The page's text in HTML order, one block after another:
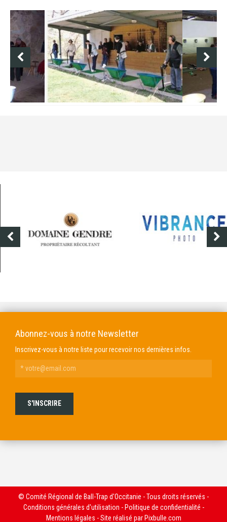
Abonnez-vous à notre Newsletter
Inscrivez-vous à notre liste pour recevoir nos dernières infos.
© Comité Régional de Ball-Trap d'Occitanie - Tous droits réservés -
Conditions générales d'utilisation - Politique de confidentialité -
Mentions légales - Site réalisé par Pixbulle.com